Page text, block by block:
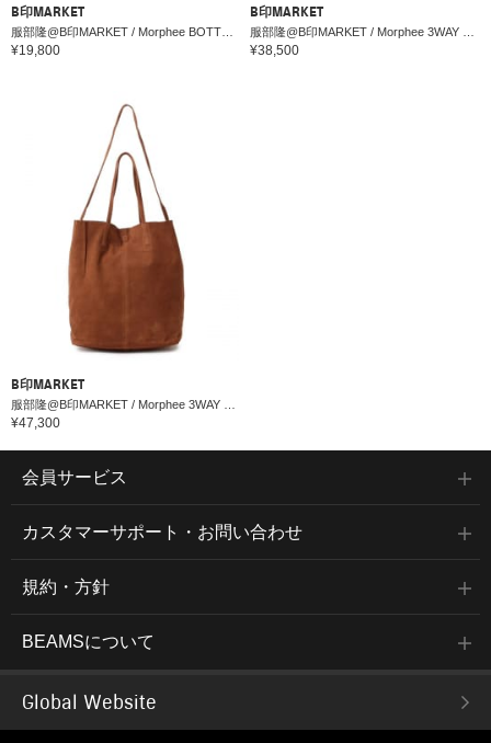
B印MARKET
¥19,800
B印MARKET
¥38,500
B印MARKET
¥47,300
会員サービス
カスタマーサポート・お問い合わせ
規約・方針
BEAMSについて
Global Website